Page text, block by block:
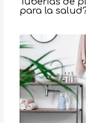
para la